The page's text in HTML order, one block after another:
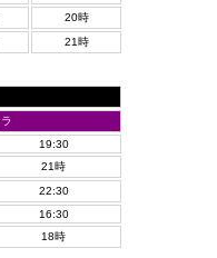
20時
21時
19:30
21時
22:30
16:30
18時